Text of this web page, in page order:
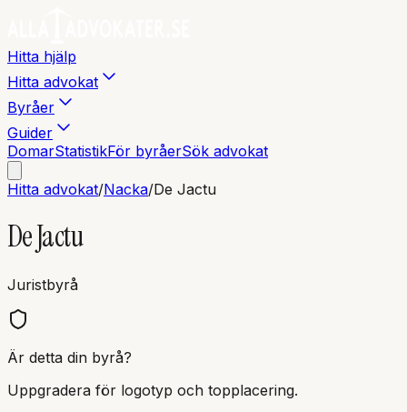
Hitta hjälp
Hitta advokat
Byråer
Guider
DomarStatistikFör byråerSök advokat
Hitta advokat/Nacka/De Jactu
De Jactu
Juristbyrå
Är detta din byrå?
Uppgradera för logotyp och topplacering.